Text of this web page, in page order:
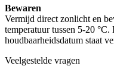
Bewaren
Vermijd direct zonlicht en
temperatuur tussen 5-20
houdbaarheidsdatum staat
Veelgestelde vragen